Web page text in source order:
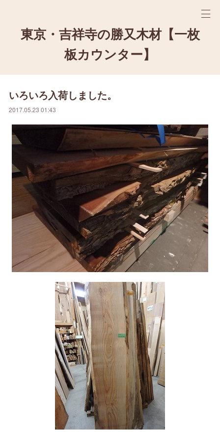
東京・吉祥寺の勝又木材【一枚
板カウンター】
いろいろ入荷しました。
2017.05.23 01:43